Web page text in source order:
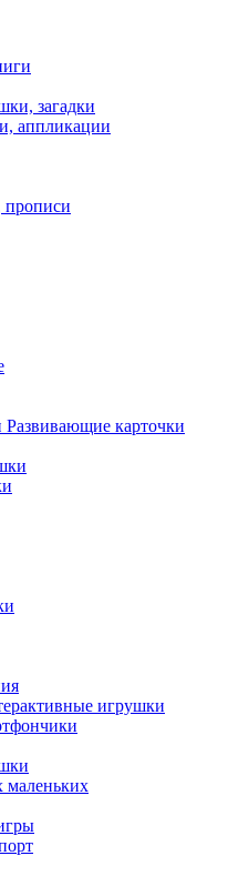
загадки
аппликации
прописи
Развивающие карточки
игрушки